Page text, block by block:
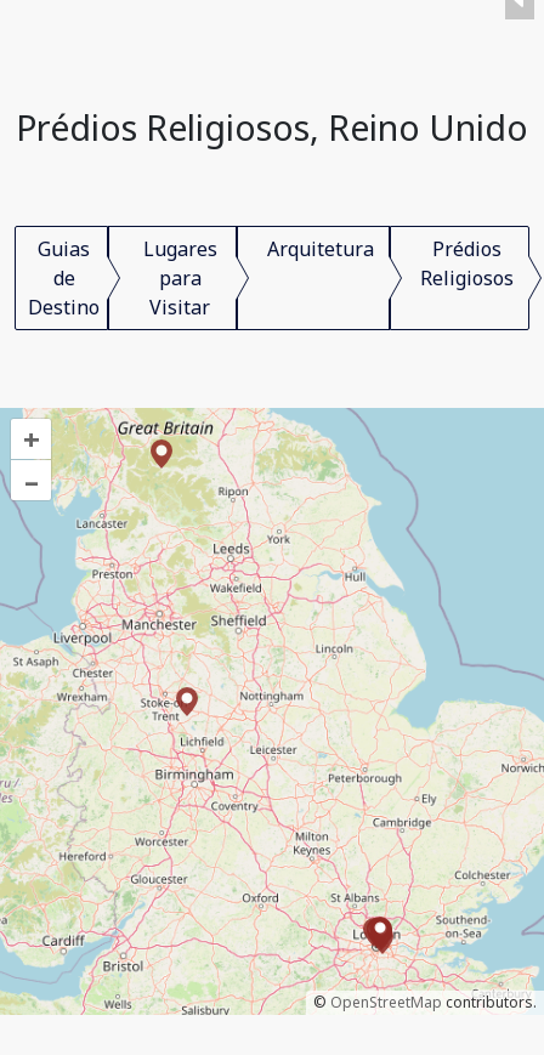
Prédios Religiosos, Reino Unido
Guias
de
Destino
Lugares
para
Visitar
Arquitetura
Prédios
Religiosos
+
–
© OpenStreetMap contributors.